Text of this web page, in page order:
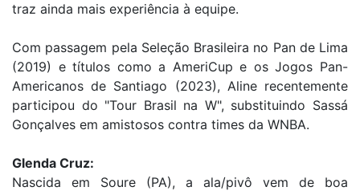
traz ainda mais experiência à equipe.
Com passagem pela Seleção Brasileira no Pan de Lima
(2019) e títulos como a AmeriCup e os Jogos Pan-
Americanos de Santiago (2023), Aline recentemente
participou do "Tour Brasil na W", substituindo Sassá
Gonçalves em amistosos contra times da WNBA.
Glenda Cruz:
Nascida em Soure (PA), a ala/pivô vem de boa